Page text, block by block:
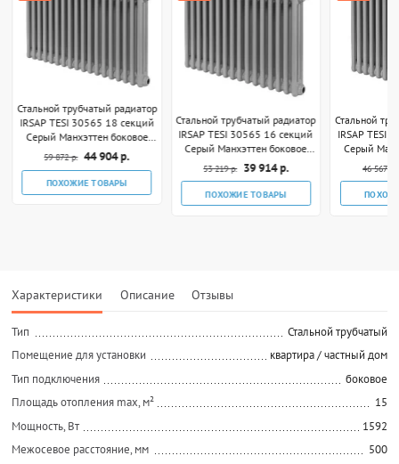
Стальной трубчатый радиатор
IRSAP TESI 30565 18 секций
Серый Манхэттен боковое
подключение 3/4"
59 872 р. 44 904 р.
ПОХОЖИЕ ТОВАРЫ
Стальной трубчатый радиатор
IRSAP TESI 30565 16 секций
Серый Манхэттен боковое
подключение 3/4"
53 219 р. 39 914 р.
ПОХОЖИЕ ТОВАРЫ
Стальной
IRSAP TESI
Серый
46 567 р.
Характеристики Описание Отзывы
Тип
Стальной трубчатый
Помещение для установки
квартира / частный дом
Тип подключения
боковое
Площадь отопления max, м²
15
Мощность, Вт
1592
Межосевое расстояние, мм
500